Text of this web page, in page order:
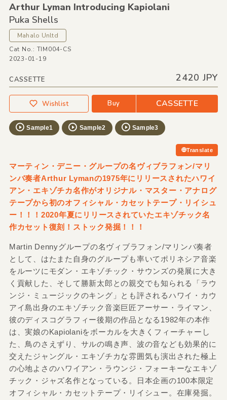
Arthur Lyman Introducing Kapiolani
Puka Shells
Mahalo Unltd
Cat No.: TIM004-CS
2023-01-19
CASSETTE 2420 JPY
Wishlist Buy CASSETTE
Sample1 Sample2 Sample3
Translate
マーティン・デニー・グループの名ヴィブラフォン/マリ
ンバ奏者Arthur Lymanの1975年にリリースされたハワイ
アン・エキゾチカ名作がオリジナル・マスター・アナログ
テープから初のオフィシャル・カセットテープ・リイシュ
ー！！！2020年夏にリリースされていたエキゾチック名
作カセット復刻！ストック発掘！！！
Martin Dennyグループの名ヴィブラフォン/マリンバ奏者
として、はたまた自身のグループも率いてポリネシア音楽
をルーツにモダン・エキゾチック・サウンズの発展に大き
く貢献した、そして勝新太郎との親交でも知られる「ラウ
ンジ・ミュージックのキング」とも評されるハワイ・カウ
アイ島出身のエキゾチック音楽巨匠アーサー・ライマン、
彼のディスコグラフィー後期の作品となる1982年の本作
は、実娘のKapiolaniをボーカルを大きくフィーチャーし
た、鳥のさえずり、サルの鳴き声、波の音なども効果的に
交えたジャングル・エキゾチカな雰囲気も演出された極上
の心地よさのハワイアン・ラウンジ・フォーキーなエキゾ
チック・ジャズ名作となっている。日本企画の100本限定
オフィシャル・カセットテープ・リイシュー。在庫発掘。